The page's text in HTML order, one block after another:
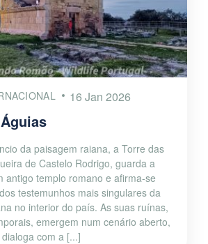
16 Jan 2026
da paisagem raiana, a Torre das
de Castelo Rodrigo, guarda a
antigo templo romano e afirma-se
testemunhos mais singulares da
no interior do país. As suas ruínas,
emergem num cenário aberto,
com a [...]